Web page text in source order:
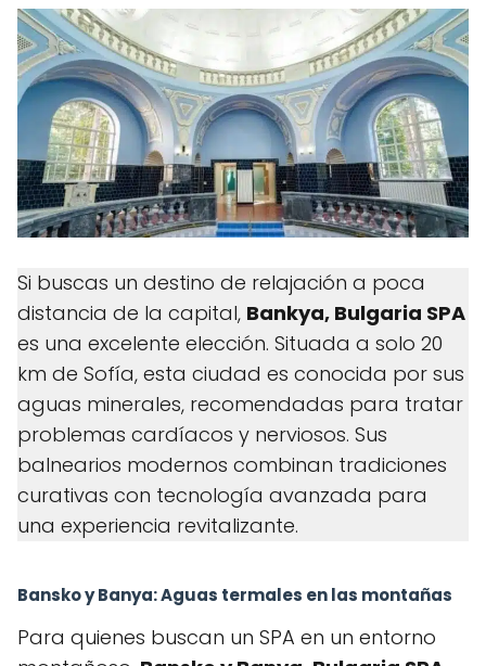
Si buscas un destino de relajación a poca
distancia de la capital, Bankya, Bulgaria SPA
es una excelente elección. Situada a solo 20
km de Sofía, esta ciudad es conocida por sus
aguas minerales, recomendadas para tratar
problemas cardíacos y nerviosos. Sus
balnearios modernos combinan tradiciones
curativas con tecnología avanzada para
una experiencia revitalizante.
Bansko y Banya: Aguas termales en las montañas
Para quienes buscan un SPA en un entorno